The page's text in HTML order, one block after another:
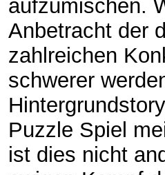
aufzumischen.
Anbetracht der
zahlreichen
schwerer
Puzzle Spiel
ist dies nicht